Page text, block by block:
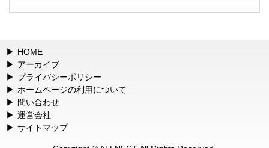
HOME
アーカイブ
プライバシーポリシー
ホームページの利用について
問い合わせ
運営会社
サイトマップ